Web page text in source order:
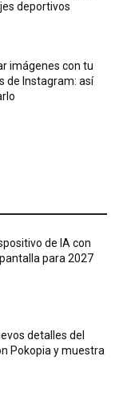
deportivos
imágenes con tu
de Instagram: así
de IA con
para 2027
detalles del
Pokopia y muestra